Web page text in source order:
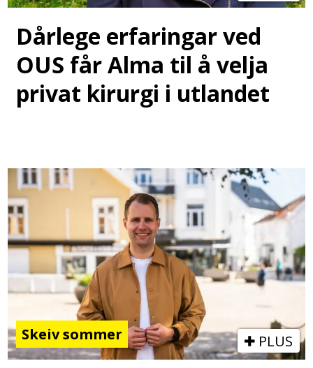
Dårlege erfaringar ved
OUS får Alma til å velja
privat kirurgi i utlandet
Skeiv sommer PLUS